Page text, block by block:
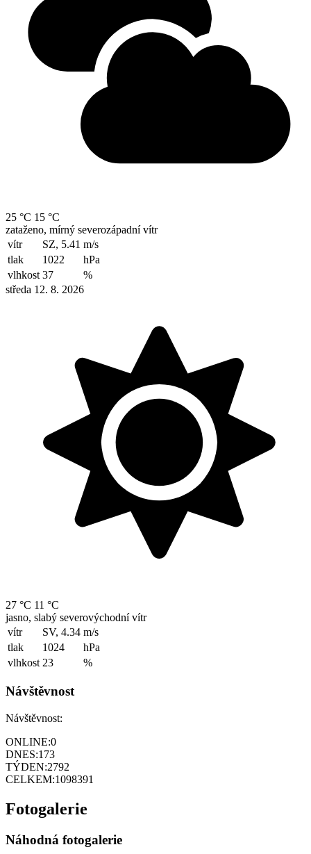
25 °C 15 °C
zataženo, mírný severozápadní vítr
vítr
SZ, 5.41 m/s
tlak
1022
hPa
vlhkost 37
%
středa 12. 8. 2026
27 °C 11 °C
jasno, slabý severovýchodní vítr
vítr
SV, 4.34 m/s
tlak
1024
hPa
vlhkost 23 %
Návštěvnost
Návštěvnost:
ONLINE:0
DNES:173
TÝDEN:2792
CELKEM:1098391
Fotogalerie
Náhodná fotogalerie